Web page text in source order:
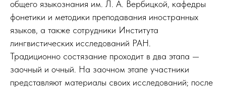
общего языкознания им. Л. А. Вербицкой, кафедры
фонетики и методики преподавания иностранных
языков, а также сотрудники Института
лингвистических исследований РАН.
Традиционно состязание проходит в два этапа —
заочный и очный. На заочном этапе участники
представляют материалы своих исследований; после